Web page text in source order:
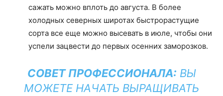
сажать можно вплоть до августа. В более
холодных северных широтах быстрорастущие
сорта все еще можно высевать в июле, чтобы они
успели зацвести до первых осенних заморозков.
СОВЕТ ПРОФЕССИОНАЛА: ВЫ
МОЖЕТЕ НАЧАТЬ ВЫРАЩИВАТЬ